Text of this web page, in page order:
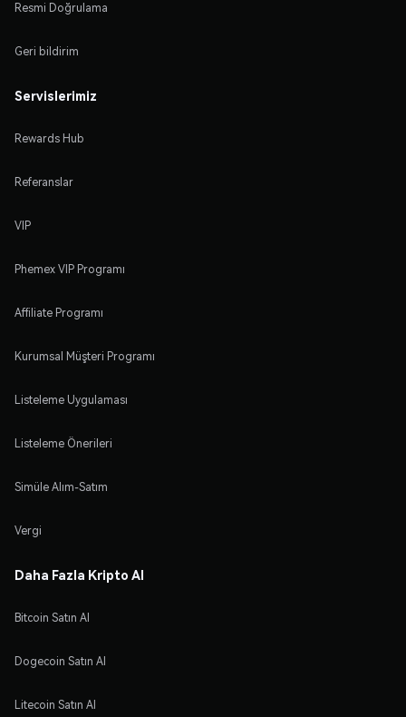
Resmi Doğrulama
Geri bildirim
Servislerimiz
Rewards Hub
Referanslar
VIP
Phemex VIP Programı
Affiliate Programı
Kurumsal Müşteri Programı
Listeleme Uygulaması
Listeleme Önerileri
Simüle Alım-Satım
Vergi
Daha Fazla Kripto Al
Bitcoin Satın Al
Dogecoin Satın Al
Litecoin Satın Al